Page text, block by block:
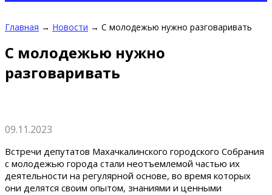
Главная → Новости → С молодежью нужно разговаривать
С молодежью нужно
разговаривать
09.11.2023
Встречи депутатов Махачкалинского городского Собрания
с молодежью города стали неотъемлемой частью их
деятельности на регулярной основе, во время которых
они делятся своим опытом, знаниями и ценными